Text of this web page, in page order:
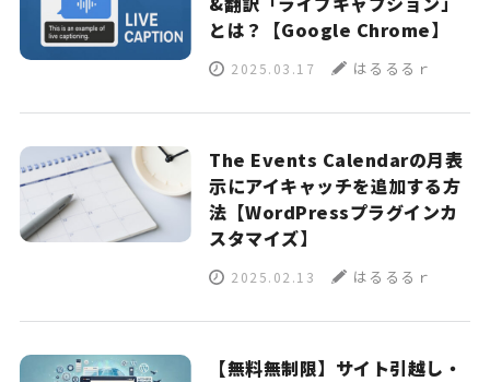
とは？【Google Chrome】
2025.03.17 はるるるｒ
The Events Calendarの月表
示にアイキャッチを追加する方
法【WordPressプラグインカ
スタマイズ】
2025.02.13 はるるるｒ
【無料無制限】サイト引越し・